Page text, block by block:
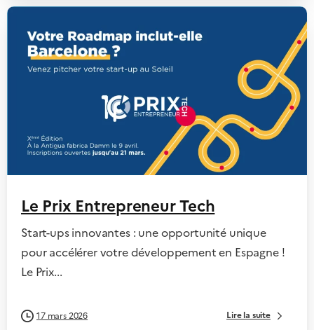
Le Prix Entrepreneur Tech
Start-ups innovantes : une opportunité unique
pour accélérer votre développement en Espagne !
Le Prix...
17 mars 2026 Lire la suite